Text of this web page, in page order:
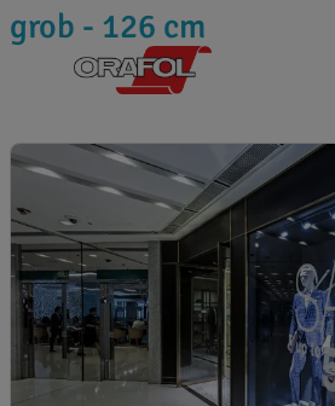
grob - 126 cm